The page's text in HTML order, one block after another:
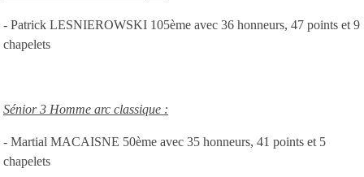
- Patrick LESNIEROWSKI 105ème avec 36 honneurs, 47 points et 9
chapelets
Sénior 3 Homme arc classique :
- Martial MACAISNE 50ème avec 35 honneurs, 41 points et 5
chapelets